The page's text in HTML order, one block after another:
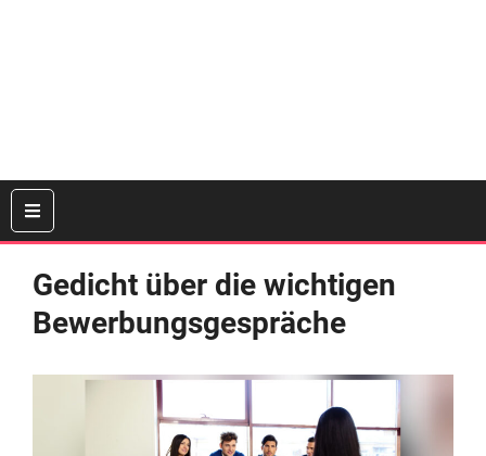
Gedicht über die wichtigen
Bewerbungsgespräche